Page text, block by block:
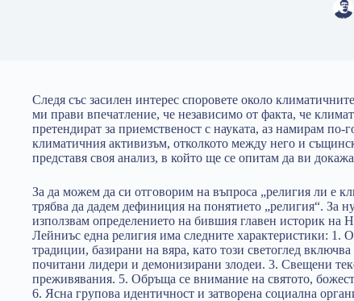
Следя със засилен интерес споровете около
ми прави впечатление, че независимо от факта, че
претендират за приемственост с науката, аз намирам по-
климатичния активизъм, отколкото между него и
представя своя анализ, в който ще се опитам да ви докажа
За да можем да си отговорим на въпроса „религия ли е
трябва да дадем дефиниция на понятието „религия“. За
използвам определението на бившия главен историк
Лейниъс една религия има следните характеристики: 1.
традиции, базирани на вяра, като този светоглед
почитани лидери и демонизирани злодеи. 3. Свещени
преживявания. 5. Обръща се внимание на святото,
6. Ясна групова идентичност и затворена социална